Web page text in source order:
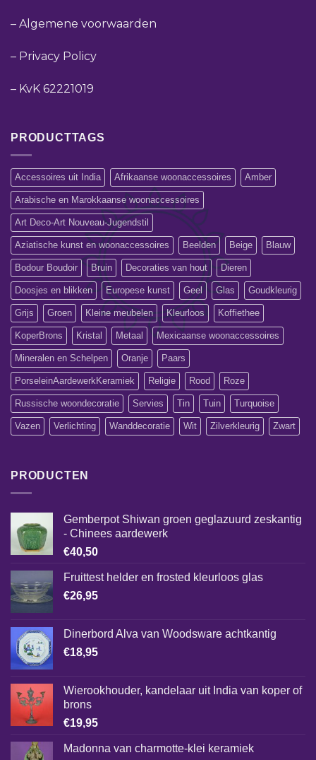
– Algemene voorwaarden
– Privacy Policy
– KvK 62221019
PRODUCTTAGS
Accessoires uit India Afrikaanse woonaccessoires Amber
Arabische en Marokkaanse woonaccessoires
Art Deco-Art Nouveau-Jugendstil
Aziatische kunst en woonaccessoires Beelden Beige Blauw
Bodour Boudoir Bruin Decoraties van hout Dieren
Doosjes en blikken Europese kunst Geel Glas Goudkleurig
Grijs Groen Kleine meubelen Kleurloos Koffiethee
KoperBrons Kristal Metaal Mexicaanse woonaccessoires
Mineralen en Schelpen Oranje Paars
PorseleinAardewerkKeramiek Religie Rood Roze
Russische woondecoratie Servies Tin Tuin Turquoise
Vazen Verlichting Wanddecoratie Wit Zilverkleurig Zwart
PRODUCTEN
Gemberpot Shiwan groen geglazuurd zeskantig
- Chinees aardewerk
€40,50
Fruittest helder en frosted kleurloos glas
€26,95
Dinerbord Alva van Woodsware achtkantig
€18,95
Wierookhouder, kandelaar uit India van koper of
brons
€19,95
Madonna van charmotte-klei keramiek